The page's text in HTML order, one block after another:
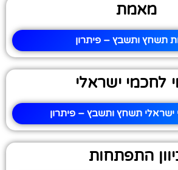
מאמת
תשחץ ותשבץ – פיתרון
לחכמי ישראלי
ישראלי תשחץ ותשבץ – פיתרון
התפתחות